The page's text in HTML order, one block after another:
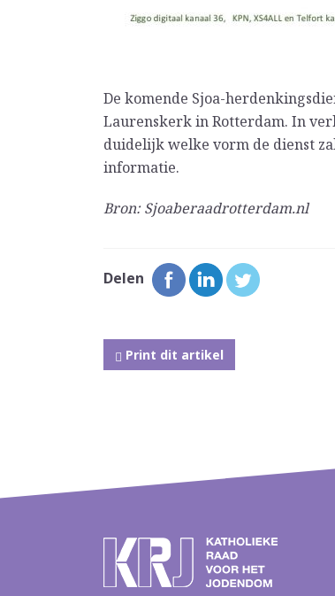
De komende Sjoa-
Laurenskerk in Rotterdam. In
duidelijk welke vorm de dienst
informatie.
Bron: Sjoaberaadrotterdam.nl
Delen
Print dit artikel